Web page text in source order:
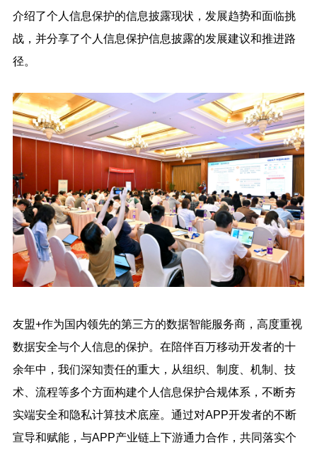
介绍了个人信息保护的信息披露现状，发展趋势和面临挑
战，并分享了个人信息保护信息披露的发展建议和推进路
径。
友盟+作为国内领先的第三方的数据智能服务商，高度重视
数据安全与个人信息的保护。在陪伴百万移动开发者的十
余年中，我们深知责任的重大，从组织、制度、机制、技
术、流程等多个方面构建个人信息保护合规体系，不断夯
实端安全和隐私计算技术底座。通过对APP开发者的不断
宣导和赋能，与APP产业链上下游通力合作，共同落实个